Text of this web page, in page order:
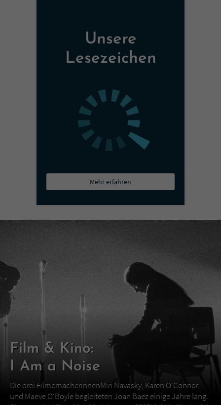
Unsere
Lesezeichen
Mehr erfahren
Film & Kino:
I Am a Noise
Die drei FilmemacherinnenMiri Navasky, Karen O‘Connor
und Maeve O‘Boyle begleiteten Joan Baez einige Jahre lang.